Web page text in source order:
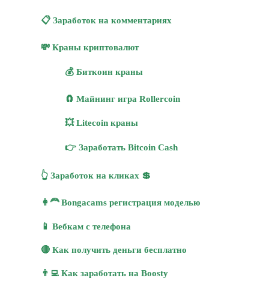
📋 Заработок на комментариях
💸 Краны криптовалют
💰 Биткоин краны
🧲 Майнинг игра Rollercoin
💥 Litecoin краны
👉 Заработать Bitcoin Cash
👆 Заработок на кликах 💲
👩‍🦰 Bongacams регистрация моделью
📱 Вебкам с телефона
🔴 Как получить деньги бесплатно
👨‍💻 Как заработать на Boosty